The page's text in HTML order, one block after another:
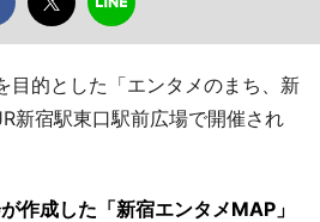
的とした「エンタメのまち、新
新宿駅東口駅前広場で開催され
作成した「新宿エンタメMAP」